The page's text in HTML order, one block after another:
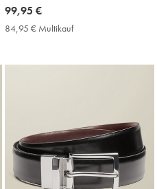
now
99,95
99,95 €
84,95 € Multikauf84,95
Price